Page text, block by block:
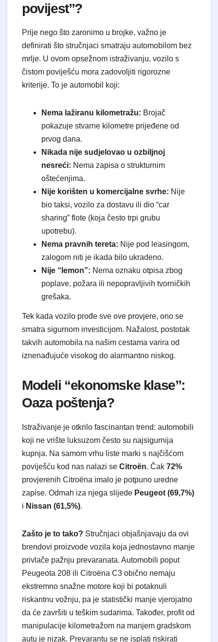
povijest”?
Prije nego što zaronimo u brojke, važno je
definirati što stručnjaci smatraju automobilom bez
mrlje. U ovom opsežnom istraživanju, vozilo s
čistom poviješću mora zadovoljiti rigorozne
kriterije. To je automobil koji:
Nema lažiranu kilometražu: Brojač
pokazuje stvarne kilometre prijeđene od
prvog dana.
Nikada nije sudjelovao u ozbiljnoj
nesreći: Nema zapisa o strukturnim
oštećenjima.
Nije korišten u komercijalne svrhe: Nije
bio taksi, vozilo za dostavu ili dio “car
sharing” flote (koja često trpi grubu
upotrebu).
Nema pravnih tereta: Nije pod leasingom,
zalogom niti je ikada bilo ukradeno.
Nije “lemon”: Nema oznaku otpisa zbog
poplave, požara ili nepopravljivih tvorničkih
grešaka.
Tek kada vozilo prođe sve ove provjere, ono se
smatra sigurnom investicijom. Nažalost, postotak
takvih automobila na našim cestama varira od
iznenađujuće visokog do alarmantno niskog.
Modeli “ekonomske klase”:
Oaza poštenja?
Istraživanje je otkrilo fascinantan trend: automobili
koji ne vrište luksuzom često su najsigurnija
kupnja. Na samom vrhu liste marki s najčišćom
poviješću kod nas nalazi se Citroën. Čak 72%
provjerenih Citroëna imalo je potpuno uredne
zapise. Odmah iza njega slijede Peugeot (69,7%)
i Nissan (61,5%).
Zašto je to tako? Stručnjaci objašnjavaju da ovi
brendovi proizvode vozila koja jednostavno manje
privlače pažnju prevaranata. Automobili poput
Peugeota 208 ili Citroëna C3 obično nemaju
ekstremno snažne motore koji bi potaknuli
riskantnu vožnju, pa je statistički manje vjerojatno
da će završiti u teškim sudarima. Također, profit od
manipulacije kilometražom na manjem gradskom
autu je nizak. Prevarantu se ne isplati riskirati